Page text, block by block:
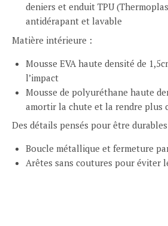
deniers et enduit TPU
antidérapant et lavable
Matière intérieure :
Mousse EVA haute densité de
l’impact
Mousse de polyuréthane haute
amortir la chute et la rendre plus
Des détails pensés pour être
Boucle métallique et fermeture
Arêtes sans coutures pour éviter